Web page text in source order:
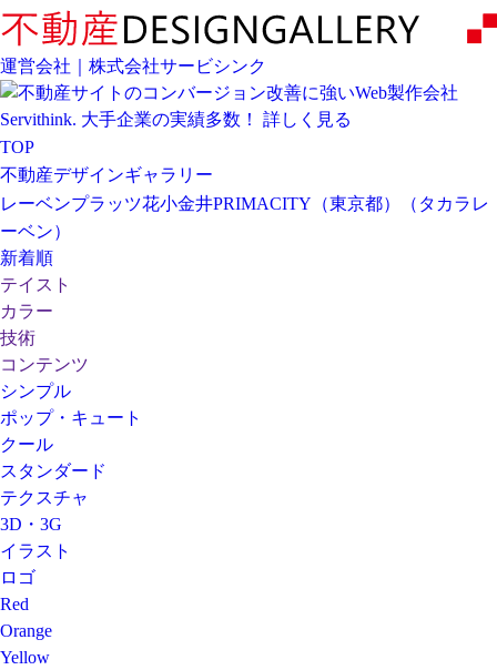
運営会社｜株式会社サービシンク
TOP
不動産デザインギャラリー
レーベンプラッツ花小金井PRIMACITY（東京都）（タカラレ
ーベン）
新着順
テイスト
カラー
技術
コンテンツ
シンプル
ポップ・キュート
クール
スタンダード
テクスチャ
3D・3G
イラスト
ロゴ
Red
Orange
Yellow